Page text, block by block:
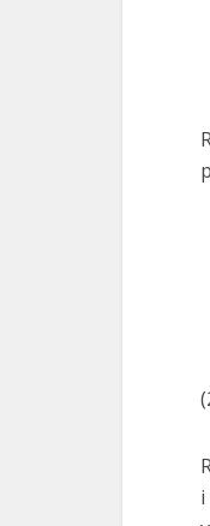
i